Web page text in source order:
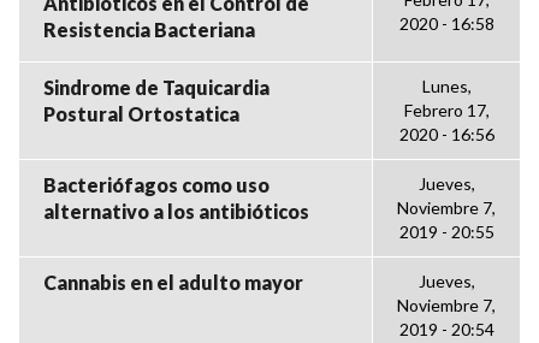
Resistencia Bacteriana
2020 - 16:58
Sindrome de Taquicardia
Postural Ortostatica
Lunes,
Febrero 17,
2020 - 16:56
Bacteriófagos como uso
alternativo a los antibióticos
Jueves,
Noviembre 7,
2019 - 20:55
Cannabis en el adulto mayor
Jueves,
Noviembre 7,
2019 - 20:54